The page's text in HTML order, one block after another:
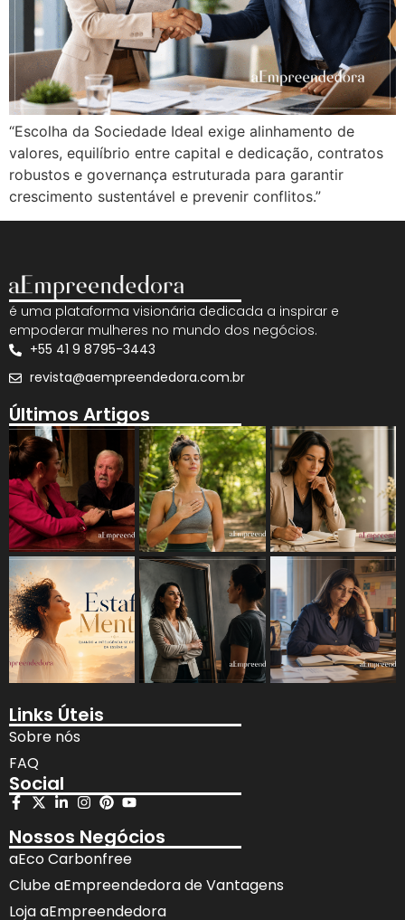
“Escolha da Sociedade Ideal exige alinhamento de
valores, equilíbrio entre capital e dedicação, contratos
robustos e governança estruturada para garantir
crescimento sustentável e prevenir conflitos.”
é uma plataforma visionária dedicada a inspirar e
empoderar mulheres no mundo dos negócios.
+55 41 9 8795-3443
revista@aempreendedora.com.br
Últimos Artigos
Links Úteis
Sobre nós
FAQ
Social
Nossos Negócios
aEco Carbonfree
Clube aEmpreendedora de Vantagens
Loja aEmpreendedora